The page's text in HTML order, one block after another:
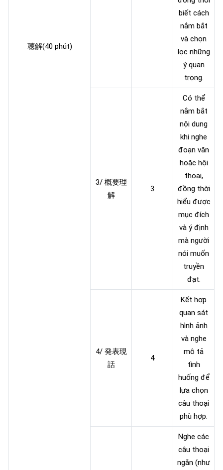
聴解(40 phút)
biết cách
nắm bắt
và chọn
lọc những
ý quan
trọng.
3/ 概要理
解
3
Có thể
nắm bắt
nội dung
khi nghe
đoạn văn
hoặc hội
thoại,
đồng thời
hiểu được
mục đích
và ý định
mà người
nói muốn
truyền
đạt.
4/ 発表現
話
4
Kết hợp
quan sát
hình ảnh
và nghe
mô tả
tình
huống để
lựa chọn
câu thoại
phù hợp.
Nghe các
câu thoại
ngắn (như